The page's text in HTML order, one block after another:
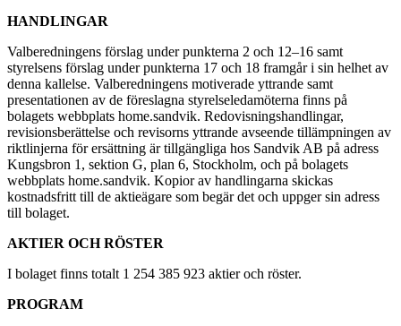
HANDLINGAR
Valberedningens förslag under punkterna 2 och 12–16 samt
styrelsens förslag under punkterna 17 och 18 framgår i sin helhet av
denna kallelse. Valberedningens motiverade yttrande samt
presentationen av de föreslagna styrelseledamöterna finns på
bolagets webbplats home.sandvik. Redovisningshandlingar,
revisionsberättelse och revisorns yttrande avseende tillämpningen av
riktlinjerna för ersättning är tillgängliga hos Sandvik AB på adress
Kungsbron 1, sektion G, plan 6, Stockholm, och på bolagets
webbplats home.sandvik. Kopior av handlingarna skickas
kostnadsfritt till de aktieägare som begär det och uppger sin adress
till bolaget.
AKTIER OCH RÖSTER
I bolaget finns totalt 1 254 385 923 aktier och röster.
PROGRAM